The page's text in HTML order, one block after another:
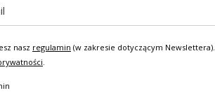
nasz regulamin (w zakresie dotyczącym